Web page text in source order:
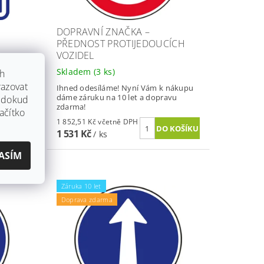
DOPRAVNÍ ZNAČKA –
PŘEDNOST PROTIJEDOUCÍCH
VOZIDEL
Skladem(3 ks)
Ihned odesíláme! Nyní Vám k nákupu
dáme záruku na 10 let a dopravu
zdarma!
1 852,51 Kč včetně DPH
1 531 Kč/ ks
Záruka 10 let
Doprava zdarma